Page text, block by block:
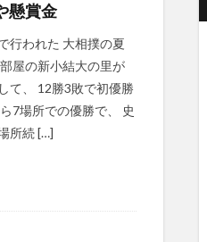
懸賞金
行われた 大相撲の夏
屋の新小結大の里が
て、 12勝3敗で初優勝
7場所での優勝で、 史
所続 […]